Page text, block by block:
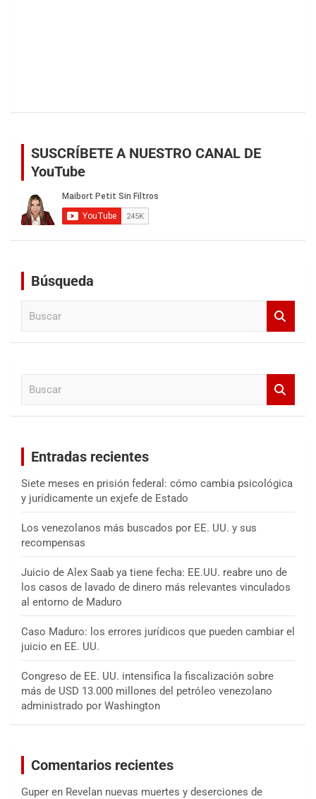
SUSCRÍBETE A NUESTRO CANAL DE
YouTube
Búsqueda
Entradas recientes
Siete meses en prisión federal: cómo cambia psicológica
y jurídicamente un exjefe de Estado
Los venezolanos más buscados por EE. UU. y sus
recompensas
Juicio de Alex Saab ya tiene fecha: EE.UU. reabre uno de
los casos de lavado de dinero más relevantes vinculados
al entorno de Maduro
Caso Maduro: los errores jurídicos que pueden cambiar el
juicio en EE. UU.
Congreso de EE. UU. intensifica la fiscalización sobre
más de USD 13.000 millones del petróleo venezolano
administrado por Washington
Comentarios recientes
Guper en Revelan nuevas muertes y deserciones de